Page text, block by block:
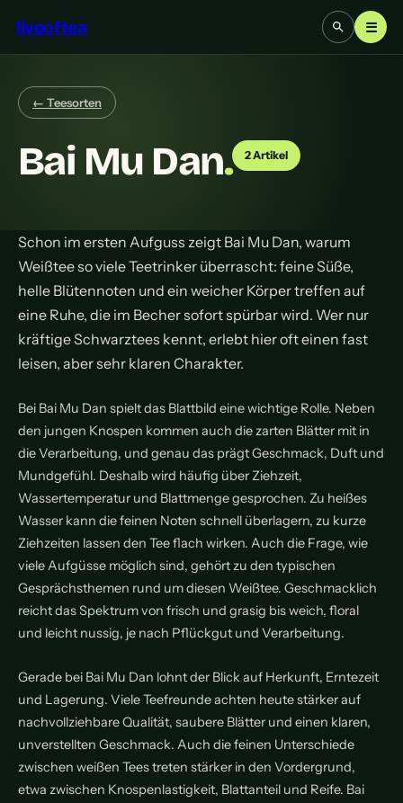
liveoftea ☰
← Teesorten
Bai Mu Dan. 2 Artikel
Schon im ersten Aufguss zeigt Bai Mu Dan, warum
Weißtee so viele Teetrinker überrascht: feine Süße,
helle Blütennoten und ein weicher Körper treffen auf
eine Ruhe, die im Becher sofort spürbar wird. Wer nur
kräftige Schwarztees kennt, erlebt hier oft einen fast
leisen, aber sehr klaren Charakter.
Bei Bai Mu Dan spielt das Blattbild eine wichtige Rolle. Neben
den jungen Knospen kommen auch die zarten Blätter mit in
die Verarbeitung, und genau das prägt Geschmack, Duft und
Mundgefühl. Deshalb wird häufig über Ziehzeit,
Wassertemperatur und Blattmenge gesprochen. Zu heißes
Wasser kann die feinen Noten schnell überlagern, zu kurze
Ziehzeiten lassen den Tee flach wirken. Auch die Frage, wie
viele Aufgüsse möglich sind, gehört zu den typischen
Gesprächsthemen rund um diesen Weißtee. Geschmacklich
reicht das Spektrum von frisch und grasig bis weich, floral
und leicht nussig, je nach Pflückgut und Verarbeitung.
Gerade bei Bai Mu Dan lohnt der Blick auf Herkunft, Erntezeit
und Lagerung. Viele Teefreunde achten heute stärker auf
nachvollziehbare Qualität, saubere Blätter und einen klaren,
unverstellten Geschmack. Auch die feinen Unterschiede
zwischen weißen Tees treten stärker in den Vordergrund,
etwa zwischen Knospenlastigkeit, Blattanteil und Reife. Bai